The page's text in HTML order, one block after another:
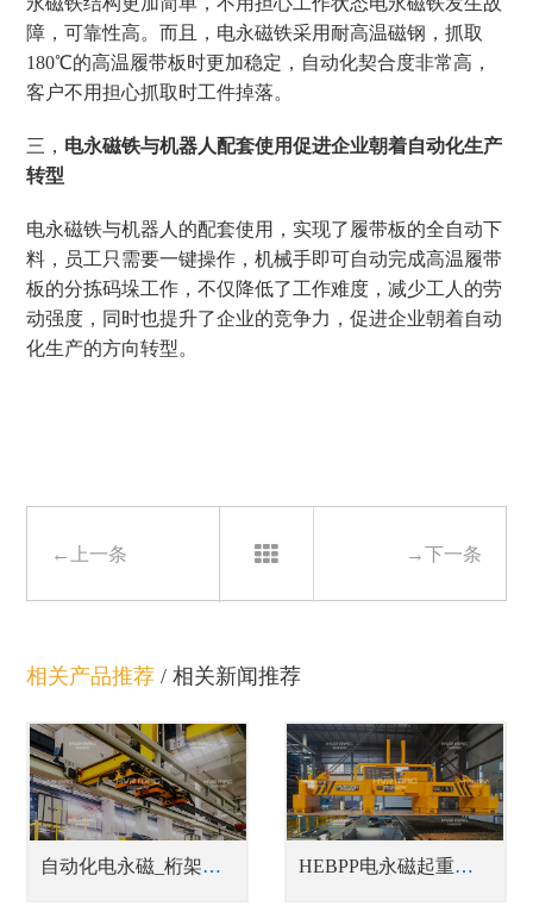
障，可靠性高。而且，电永磁铁采用耐高温磁钢，抓取
180℃的高温履带板时更加稳定，自动化契合度非常高，
客户不用担心抓取时工件掉落。
三， 电永磁铁与机器人配套使用促进企业朝着自动化生产
转型
电永磁铁与机器人的配套使用，实现了履带板的全自动下
料，员工只需要一键操作，机械手即可自动完成高温履带
板的分拣码垛工作，不仅降低了工作难度，减少工人的劳
动强度，同时也提升了企业的竞争力，促进企业朝着自动
化生产的方向转型。
←上一条 →下一条
相关产品推荐 /相关新闻推荐
自动化电永磁_桁架机器人磁力搬运 HEBPP电永磁起重器_蓄电池式单张钢板吊具